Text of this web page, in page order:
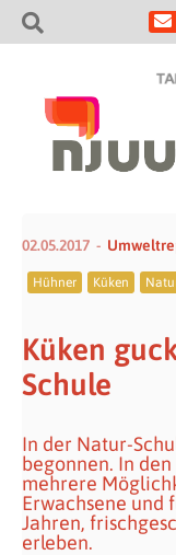
02.05.2017
Hühner Küken
Küken
Schule
In der Natur-
begonnen. In
mehrere
Erwachsene und
Jahren,
erleben.